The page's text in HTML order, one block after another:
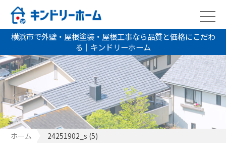
横浜市で外壁・屋根塗装・屋根工事なら品質と価格にこだわ
る｜キンドリーホーム
ホーム 24251902_s (5)